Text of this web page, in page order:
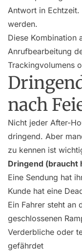
Antwort in Echtzeit.
werden.
Diese Kombination
Anrufbearbeitung
Trackingvolumens
nach
Nicht jeder After-
dringend. Aber
zu kennen ist
Dringend (braucht
Eine Sendung hat
Kunde hat eine
Ein Fahrer steht an
geschlossenen
Verderbliche oder
gefährdet